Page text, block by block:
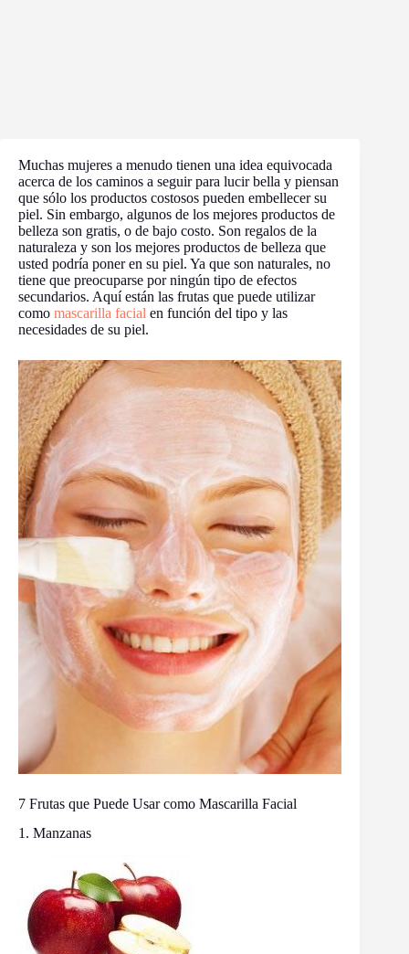
Muchas mujeres a menudo tienen una idea equivocada
acerca de los caminos a seguir para lucir bella y piensan
que sólo los productos costosos pueden embellecer su
piel. Sin embargo, algunos de los mejores productos de
belleza son gratis, o de bajo costo. Son regalos de la
naturaleza y son los mejores productos de belleza que
usted podría poner en su piel. Ya que son naturales, no
tiene que preocuparse por ningún tipo de efectos
secundarios. Aquí están las frutas que puede utilizar
como mascarilla facial en función del tipo y las
necesidades de su piel.
7 Frutas que Puede Usar como Mascarilla Facial
1. Manzanas